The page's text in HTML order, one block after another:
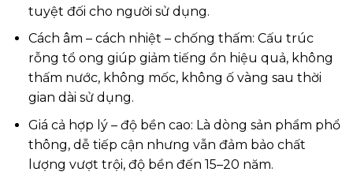
tuyệt đối cho người sử dụng.
Cách âm – cách nhiệt – chống thấm: Cấu trúc
rỗng tổ ong giúp giảm tiếng ồn hiệu quả, không
thấm nước, không mốc, không ố vàng sau thời
gian dài sử dụng.
Giá cả hợp lý – độ bền cao: Là dòng sản phẩm phổ
thông, dễ tiếp cận nhưng vẫn đảm bảo chất
lượng vượt trội, độ bền đến 15–20 năm.